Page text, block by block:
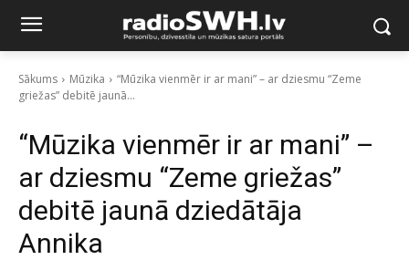
Sākums Mūzika
“Mūzika vienmēr ir ar mani” – ar dziesmu “Zeme
griežas” debitē jaunā...
“Mūzika vienmēr ir ar mani” –
ar dziesmu “Zeme griežas”
debitē jaunā dziedātāja
Annika